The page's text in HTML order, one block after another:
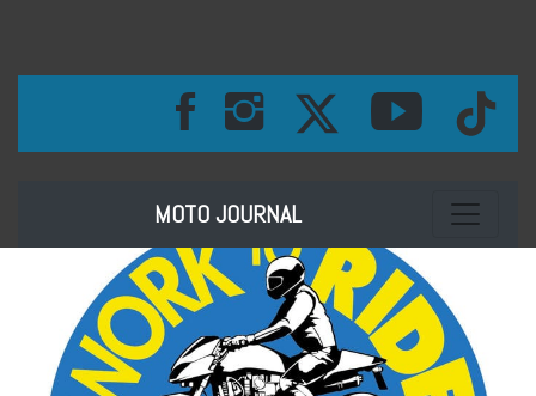
MOTO JOURNAL Toggle